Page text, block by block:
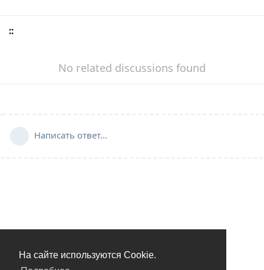
На сайте используются Cookie.
::
No related discussions found
Написать ответ...